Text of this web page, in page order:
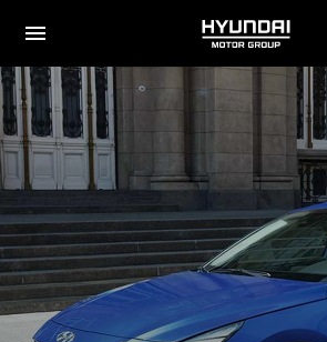
전체
메뉴
HYUNDAI
MOTOR
GROUP